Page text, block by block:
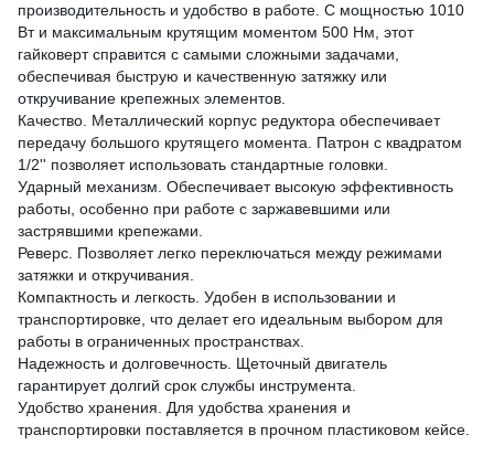
производительность и удобство в работе. С мощностью 1010
Вт и максимальным крутящим моментом 500 Нм, этот
гайковерт справится с самыми сложными задачами,
обеспечивая быструю и качественную затяжку или
откручивание крепежных элементов.
Качество. Металлический корпус редуктора обеспечивает
передачу большого крутящего момента. Патрон с квадратом
1/2'' позволяет использовать стандартные головки.
Ударный механизм. Обеспечивает высокую эффективность
работы, особенно при работе с заржавевшими или
застрявшими крепежами.
Реверс. Позволяет легко переключаться между режимами
затяжки и откручивания.
Компактность и легкость. Удобен в использовании и
транспортировке, что делает его идеальным выбором для
работы в ограниченных пространствах.
Надежность и долговечность. Щеточный двигатель
гарантирует долгий срок службы инструмента.
Удобство хранения. Для удобства хранения и
транспортировки поставляется в прочном пластиковом кейсе.